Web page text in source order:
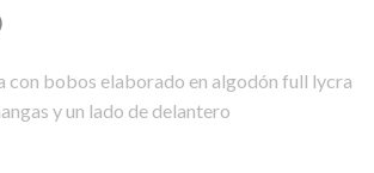
con bobos elaborado en algodón full lycra
y un lado de delantero